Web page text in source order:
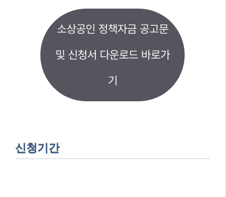
소상공인 정책자금 공고문
및 신청서 다운로드 바로가
기
신청기간